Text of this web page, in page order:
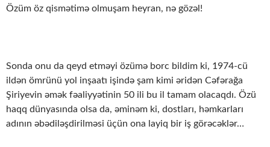
Özüm öz qismətimə olmuşam heyran, nə gözəl!
Sonda onu da qeyd etməyi özümə borc bildim ki, 1974-cü
ildən ömrünü yol inşaatı işində şam kimi əridən Cəfərağa
Şiriyevin əmək fəaliyyətinin 50 ili bu il tamam olacaqdı. Özü
haqq dünyasında olsa da, əminəm ki, dostları, həmkarları
adının əbədiləşdirilməsi üçün ona layiq bir iş görəcəklər…